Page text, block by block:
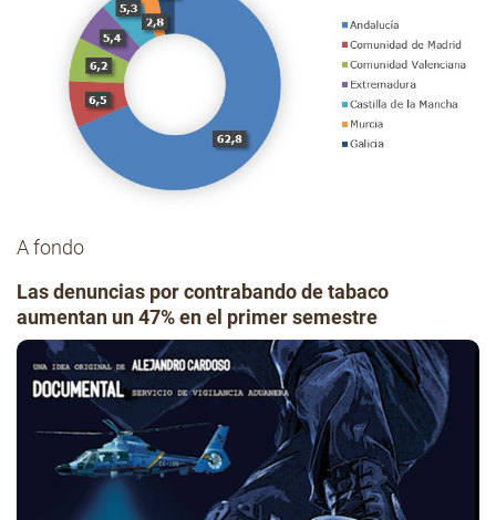
A fondo
Las denuncias por contrabando de tabaco
aumentan un 47% en el primer semestre